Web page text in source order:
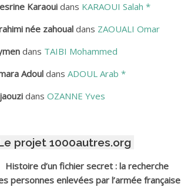
Haciba
Mohamed Hamoud*
Mohamed *
Ahmed
Mohamed ben Kaddour
Karaouidans KARAOUI Salah *
née zahoualdans ZAOUALI Omar
dans TAIBI Mohammed
Adouldans ADOUL Arab *
dans OZANNE Yves
projet 1000autres.org
Histoire d’un fichier secret : la recherche
personnes enlevées par l’armée française